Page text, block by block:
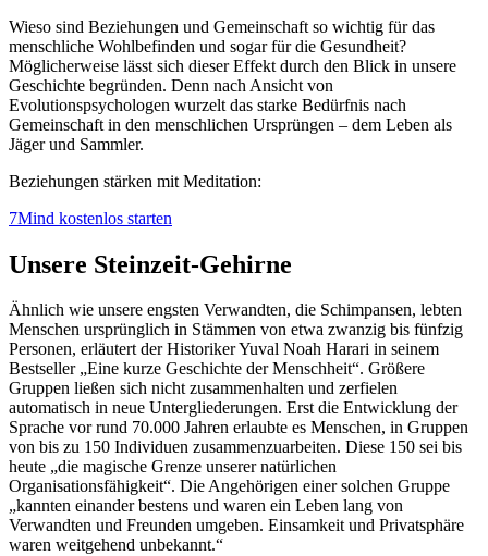
Wieso sind Beziehungen und Gemeinschaft so wichtig für das
menschliche Wohlbefinden und sogar für die Gesundheit?
Möglicherweise lässt sich dieser Effekt durch den Blick in unsere
Geschichte begründen. Denn nach Ansicht von
Evolutionspsychologen wurzelt das starke Bedürfnis nach
Gemeinschaft in den menschlichen Ursprüngen – dem Leben als
Jäger und Sammler.
Beziehungen stärken mit Meditation:
7Mind kostenlos starten
Unsere Steinzeit-Gehirne
Ähnlich wie unsere engsten Verwandten, die Schimpansen, lebten
Menschen ursprünglich in Stämmen von etwa zwanzig bis fünfzig
Personen, erläutert der Historiker Yuval Noah Harari in seinem
Bestseller „Eine kurze Geschichte der Menschheit“. Größere
Gruppen ließen sich nicht zusammenhalten und zerfielen
automatisch in neue Untergliederungen. Erst die Entwicklung der
Sprache vor rund 70.000 Jahren erlaubte es Menschen, in Gruppen
von bis zu 150 Individuen zusammenzuarbeiten. Diese 150 sei bis
heute „die magische Grenze unserer natürlichen
Organisationsfähigkeit“. Die Angehörigen einer solchen Gruppe
„kannten einander bestens und waren ein Leben lang von
Verwandten und Freunden umgeben. Einsamkeit und Privatsphäre
waren weitgehend unbekannt.“